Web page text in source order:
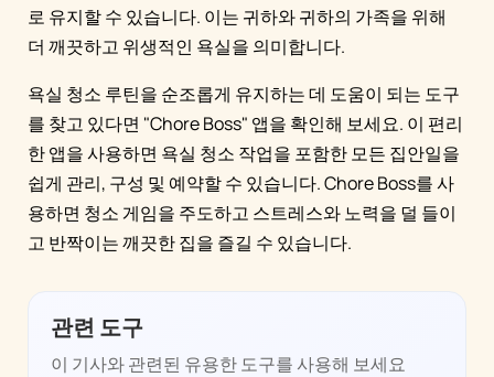
로 유지할 수 있습니다. 이는 귀하와 귀하의 가족을 위해
더 깨끗하고 위생적인 욕실을 의미합니다.
욕실 청소 루틴을 순조롭게 유지하는 데 도움이 되는 도구
를 찾고 있다면 "Chore Boss" 앱을 확인해 보세요. 이 편리
한 앱을 사용하면 욕실 청소 작업을 포함한 모든 집안일을
쉽게 관리, 구성 및 예약할 수 있습니다. Chore Boss를 사
용하면 청소 게임을 주도하고 스트레스와 노력을 덜 들이
고 반짝이는 깨끗한 집을 즐길 수 있습니다.
관련 도구
이 기사와 관련된 유용한 도구를 사용해 보세요